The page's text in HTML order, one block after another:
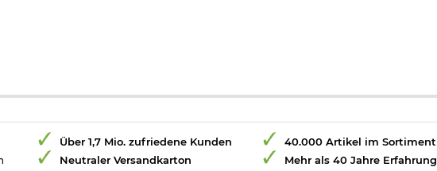
Über 1,7 Mio. zufriedene Kunden
Neutraler Versandkarton
40.000 Artikel im Sortiment
Mehr als 40 Jahre Erfahrung